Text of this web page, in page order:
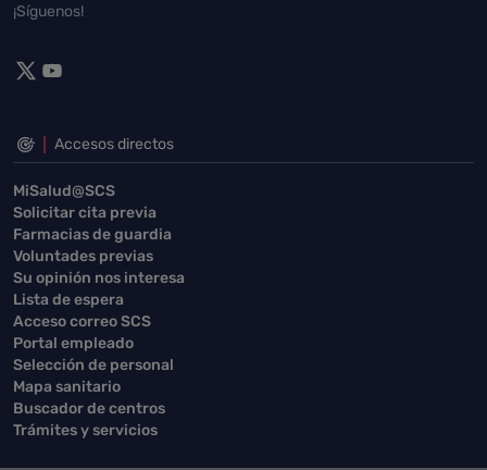
¡Síguenos!
Accesos directos
MiSalud@SCS
Solicitar cita previa
Farmacias de guardia
Voluntades previas
Su opinión nos interesa
Lista de espera
Acceso correo SCS
Portal empleado
Selección de personal
Mapa sanitario
Buscador de centros
Trámites y servicios